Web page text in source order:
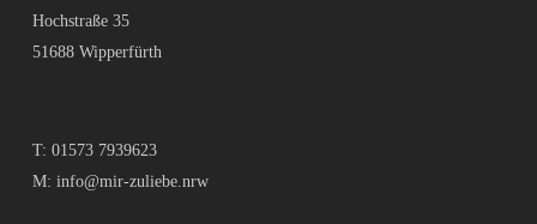
Hochstraße 35
51688 Wipperfürth
T: 01573 7939623
M: info@mir-zuliebe.nrw